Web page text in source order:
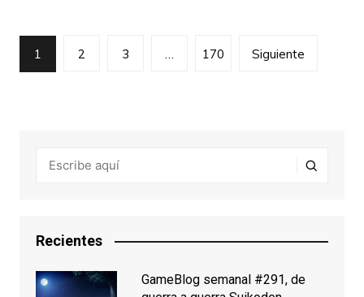
Paginación
de
1 2 3 … 170 Siguiente
Recientes
GameBlog semanal #291, de